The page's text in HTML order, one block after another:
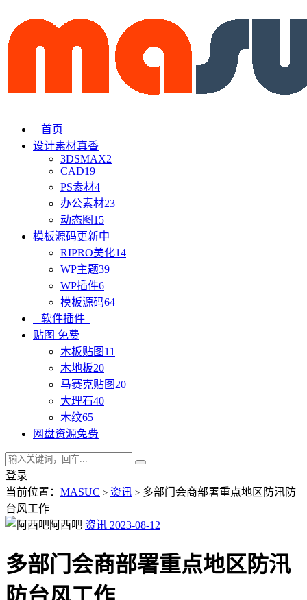
首页
设计素材真香
3DSMAX2
CAD19
PS素材4
办公素材23
动态图 15
模板源码更新中
RIPRO美化14
WP主题39
WP插件6
模板源码64
软件插件
贴图 免费
木板贴图 11
木地板20
马赛克贴图 20
大理石40
木纹65
网盘资源免费
登录
当前位置： MASUC > 资讯 > 多部门会商部署重点地区防汛防
台风工作
阿西吧 资讯 2023-08-12
多部门会商部署重点地区防汛